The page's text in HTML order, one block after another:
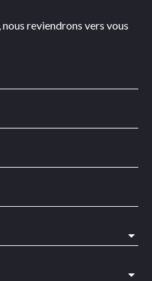
reviendrons vers vous